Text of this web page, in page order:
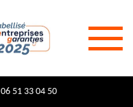
06 51 33 04 50